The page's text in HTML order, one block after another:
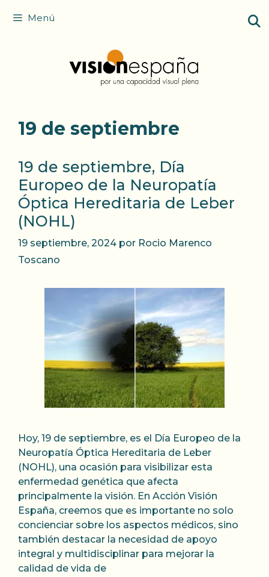
Menú
19 de septiembre
19 de septiembre, Día
Europeo de la Neuropatía
Óptica Hereditaria de Leber
(NOHL)
19 septiembre, 2024 por Rocio Marenco
Toscano
Hoy, 19 de septiembre, es el Día Europeo de la
Neuropatía Óptica Hereditaria de Leber
(NOHL), una ocasión para visibilizar esta
enfermedad genética que afecta
principalmente la visión. En Acción Visión
España, creemos que es importante no solo
concienciar sobre los aspectos médicos, sino
también destacar la necesidad de apoyo
integral y multidisciplinar para mejorar la
calidad de vida de